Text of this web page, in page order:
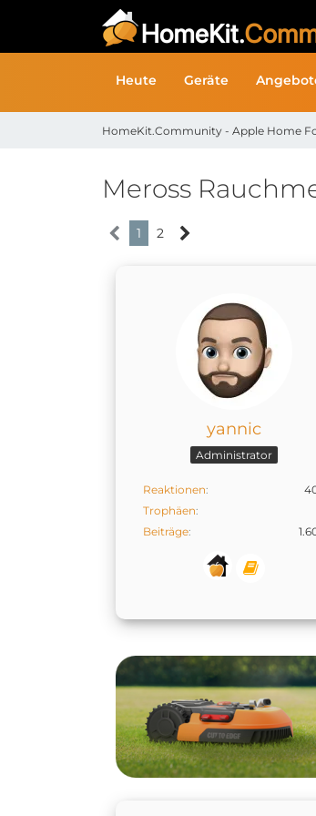
Heute Geräte
HomeKit.Community - Apple Home
Meross
1 2
yannic
Administrator
Reaktionen
Trophäen
Beiträge